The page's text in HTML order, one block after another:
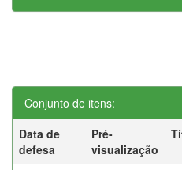
Conjunto de itens:
Data de
defesa
Pré-
visualização